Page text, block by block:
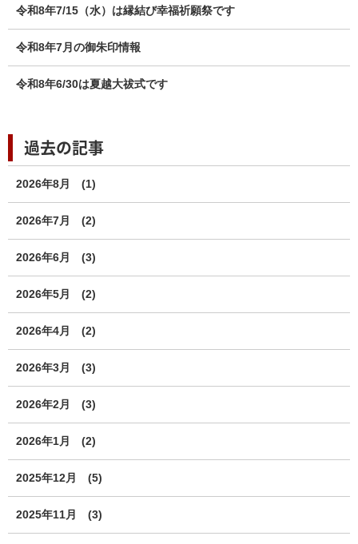
令和8年7/15（水）は縁結び幸福祈願祭です
令和8年7月の御朱印情報
令和8年6/30は夏越大祓式です
過去の記事
2026年8月 (1)
2026年7月 (2)
2026年6月 (3)
2026年5月 (2)
2026年4月 (2)
2026年3月 (3)
2026年2月 (3)
2026年1月 (2)
2025年12月 (5)
2025年11月 (3)